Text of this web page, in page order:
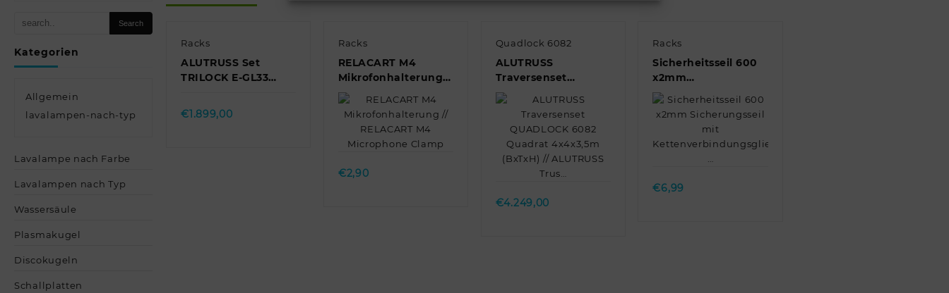
Kategorien
Allgemein
lavalampen-nach-typ
Lavalampe nach Farbe
Lavalampen nach Typ
Wassersäule
Plasmakugel
Discokugeln
Schallplatten
Racks
ALUTRUSS Set
TRILOCK E-GL33
// ALUTRUSS Set
TRILOCK E-GL33 …
€1.899,00
Racks
RELACART M4
Mikrofonhalterung //
RELACART M4
Microphone Clamp
Quick view
€2,90
Quadlock 6082
ALUTRUSS
Traversenset
QUADLOCK 6082
Quadrat 4x4x3,5m
(BxTxH) // ALUTRUSS
Trus…
Quick view
€4.249,00
Racks
Sicherheitsseil 600
x2mm
Sicherungsseil mit
Kettenverbindungsglied/Stahlseil/
…
Quick view
€6,99